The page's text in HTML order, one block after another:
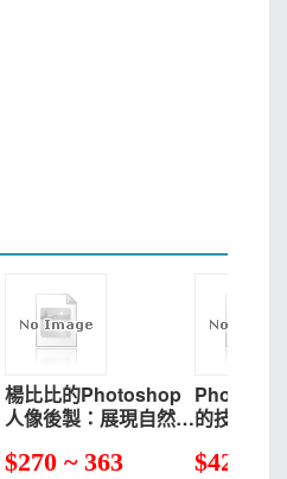
楊比比的Photoshop
人像後製：展現自然光
網友點擊推薦狂推必
$270 ~ 363
的技術精
$425 ~